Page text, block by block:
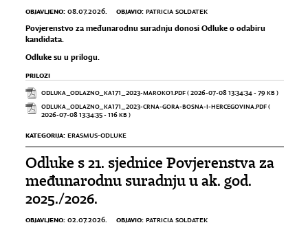
OBJAVLJENO: 08.07.2026. OBJAVIO: PATRICIA SOLDATEK
Povjerenstvo za međunarodnu suradnju donosi Odluke o odabiru
kandidata.
Odluke su u prilogu.
PRILOZI
ODLUKA_ODLAZNO_KA171_2023-MAROKO1.PDF( 2026-07-08 13:34:34 - 79 KB )
ODLUKA_ODLAZNO_KA171_2023-CRNA-GORA-BOSNA-I-HERCEGOVINA.PDF(
2026-07-08 13:34:35 - 116 KB )
KATEGORIJA: ERASMUS-ODLUKE
Odluke s 21. sjednice Povjerenstva za
međunarodnu suradnju u ak. god.
2025./2026.
OBJAVLJENO: 02.07.2026. OBJAVIO: PATRICIA SOLDATEK